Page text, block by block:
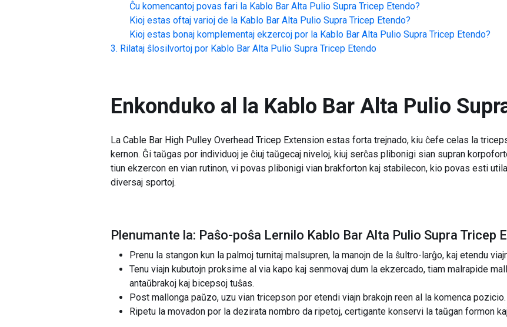
Ĉu komencantoj povas fari la Kablo Bar Alta Pulio Supra Tricep Etendo?
Kioj estas oftaj varioj de la Kablo Bar Alta Pulio Supra Tricep Etendo?
Kioj estas bonaj komplementaj ekzercoj por la Kablo Bar Alta Pulio Supra Tricep Etendo?
Rilataj ŝlosilvortoj por Kablo Bar Alta Pulio Supra Tricep Etendo
Enkonduko al la Kablo Bar Alta Pulio
La Cable Bar High Pulley Overhead Tricep Extension estas forta trejnado, kiu ĉefe celas la
kernon. Ĝi taŭgas por individuoj je ĉiuj taŭgecaj niveloj, kiuj serĉas plibonigi sian supran
tiun ekzercon en vian rutinon, vi povas plibonigi vian brakforton kaj stabilecon, kio povas esti
diversaj sportoj.
Plenumante la: Paŝo-poŝa Lernilo Kablo Bar Alta Pulio Supra Tricep
Prenu la stangon kun la palmoj turnitaj malsupren, la manojn de la ŝultro-larĝo, kaj etendu
Tenu viajn kubutojn proksime al via kapo kaj senmovaj dum la ekzercado, tiam malrapide
antaŭbrakoj kaj bicepsoj tuŝas.
Post mallonga paŭzo, uzu vian tricepson por etendi viajn brakojn reen al la komenca pozicio.
Ripetu la movadon por la dezirata nombro da ripetoj, certigante konservi la taŭgan formon